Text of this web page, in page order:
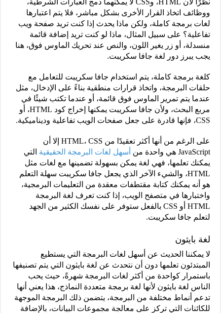
ووظائف اتخاذ القرار الأخرى بشكل مباشر، فلا يتم اعتبارها
لغات برمجة كاملة، ولكن ماذا يحدث إذا كنت تريد صفحة ويب
تفاعلية؟ على سبيل المثال، ماذا لو كنت تريد إضافة قائمة
منسدلة، أو زر يغير اللون، والنص عند تحريك الماوس فوق، هنا
يجب يبرز دور لغة جافا سكريبت.
كلغة برمجة كاملة، يتم استخدام جافا سكريبت للتعامل مع
حلقات البرمجة، واتخاذ قرارات منطقية بناءً على الإدخال، مثل
عندما يتم تمرير الماوس فوق قائمة، أو عندما تكتب شيئًا في
مربع البحث، ولأن جافا سكريبت يمكنها إخراج كود HTML، أو
CSS، فإنها قادرة على جعل صفحات الويب تفاعلية وديناميكية.
على الرغم من أنها أكثر تعقيدًا من HTML، CSS إلا أن
JavaScript هي واحدة من
أسهل لغات البرمجة الحقيقيةالتي
يمكنك تعلمها، فهي لغة يمكن بسهولة تضمينها مع لغات مثل
HTML، والشيء الآخر الذي يجعل جافا سكريبت سهلة التعلم
هو أنه يمكنك كتابة مقتطفات معقدة من التعليمات البرمجية،
واختبارها في متصفح الويب، إذا كنت تعرف لغة البرمجة
HTML أو CSS بالفعل ستوفر على نفسك الكثير من الجهد
لتعلم جافا سكريبت.
لغة بايثون
لا يمكننا الحديث عن أسهل لغات البرمجة التي يستطيع
المبتدئون تعلمها دون أن نتحدث عن لغة بايثون التي يتم تصنيفها
باستمرار كواحدة من أكثر لغات البرمجة شهرةً، حيث يحب
الناس لغة بايثون لأنها لغة برمجة متعددة النماذج، هذا يعني أنها
تدعم أنماط مختلفة من البرمجة، يتضمن ذلك البرمجة الموجهة
للكائنات التي تركز على معالجة مجموعات البيانات، بالإضافة